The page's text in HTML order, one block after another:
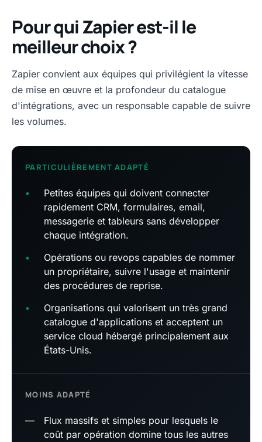
Pour qui Zapier est-il le
meilleur choix ?
Zapier convient aux équipes qui privilégient la vitesse
de mise en œuvre et la profondeur du catalogue
d'intégrations, avec un responsable capable de suivre
les volumes.
PARTICULIÈREMENT ADAPTÉ
•
Petites équipes qui doivent connecter
rapidement CRM, formulaires, email,
messagerie et tableurs sans développer
chaque intégration.
•
Opérations ou revops capables de nommer
un propriétaire, suivre l'usage et maintenir
des procédures de reprise.
•
Organisations qui valorisent un très grand
catalogue d'applications et acceptent un
service cloud hébergé principalement aux
États-Unis.
MOINS ADAPTÉ
—
Flux massifs et simples pour lesquels le
coût par opération domine tous les autres